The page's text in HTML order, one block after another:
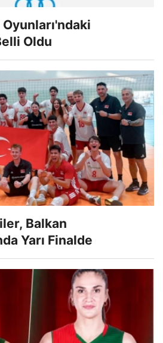
Oldu
Balkan
Yarı Finalde